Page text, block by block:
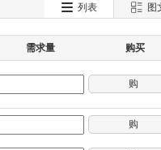
列表 图
需求量 购买
购
购